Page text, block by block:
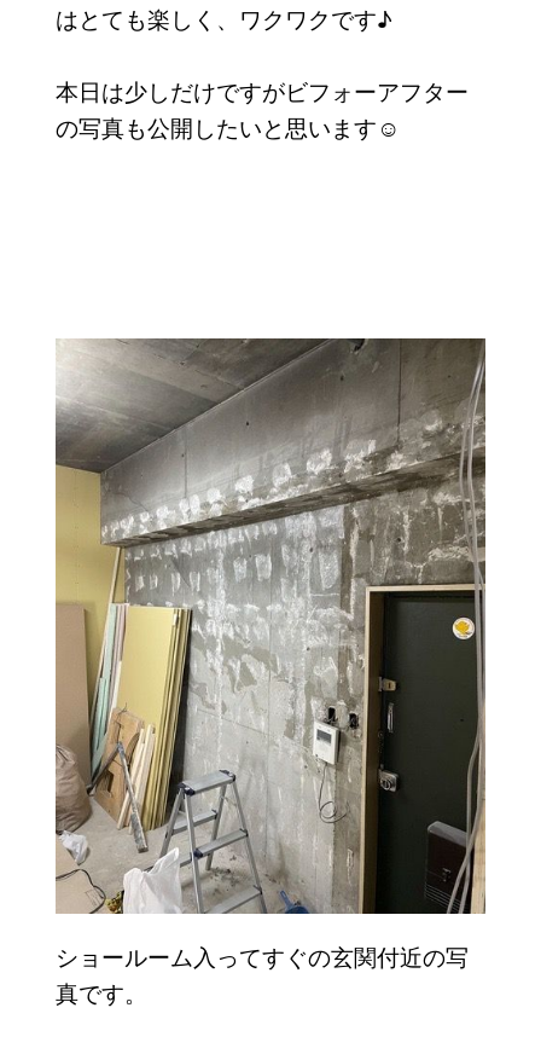
はとても楽しく、ワクワクです♪
本日は少しだけですがビフォーアフター
の写真も公開したいと思います☺
ショールーム入ってすぐの玄関付近の写
真です。